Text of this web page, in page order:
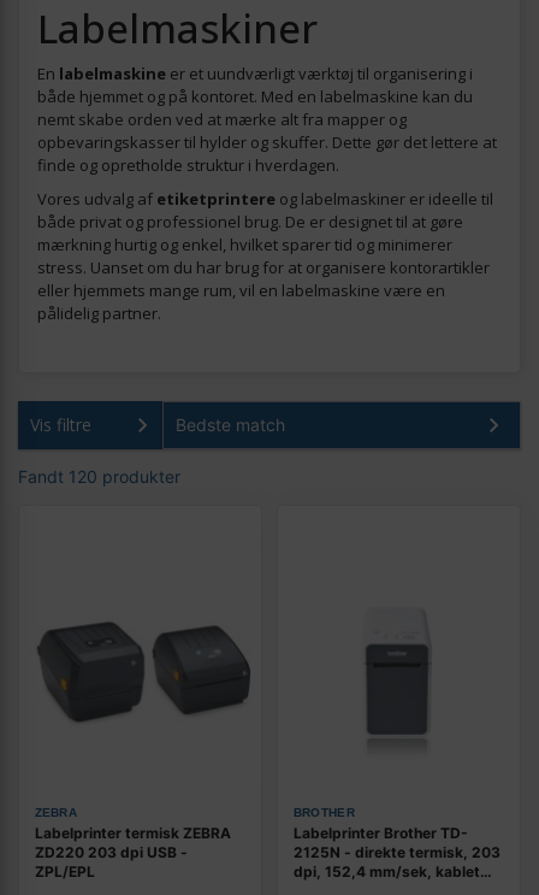
Labelmaskiner
En labelmaskine er et uundværligt værktøj til organisering i
både hjemmet og på kontoret. Med en labelmaskine kan du
nemt skabe orden ved at mærke alt fra mapper og
opbevaringskasser til hylder og skuffer. Dette gør det lettere at
finde og opretholde struktur i hverdagen.
Vores udvalg af etiketprintere og labelmaskiner er ideelle til
både privat og professionel brug. De er designet til at gøre
mærkning hurtig og enkel, hvilket sparer tid og minimerer
stress. Uanset om du har brug for at organisere kontorartikler
eller hjemmets mange rum, vil en labelmaskine være en
pålidelig partner.
Vis filtre
Fandt 120 produkter
ZEBRA
Labelprinter termisk ZEBRA
ZD220 203 dpi USB -
ZPL/EPL
BROTHER
Labelprinter Brother TD-
2125N - direkte termisk, 203
dpi, 152,4 mm/sek, kablet